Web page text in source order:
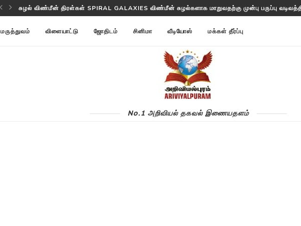
அன்னோம் கிட்டத்தட்ட ANNOM LISTS PROTEINS 2 மில்லியன் புரதங்களை பட்டியலிடுகிறது!
மருத்துவம் விளையாட்டு ஜோதிடம் சினிமா வீடியோஸ் மக்கள் தீர்ப்பு
No.1 அறிவியல் தகவல் இணையதளம்